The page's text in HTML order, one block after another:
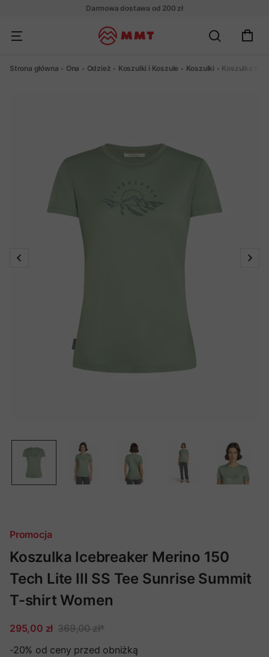
Darmowa dostawa od 200 zł
Strona główna Ona Odzież Koszulki i Koszule Koszulki Koszulka
Promocja
Koszulka Icebreaker Merino 150
Tech Lite III SS Tee Sunrise Summit
T-shirt Women
295,00 zł 369,00 zł*
-20% od ceny przed obniżką